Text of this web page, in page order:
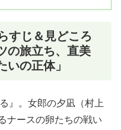
すじ＆見どころ
の旅立ち、直美
の正体」
』。女郎の夕凪（村上
ナースの卵たちの戦い